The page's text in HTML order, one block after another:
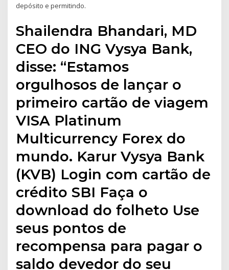
depósito e permitindo.
Shailendra Bhandari, MD
CEO do ING Vysya Bank,
disse: “Estamos
orgulhosos de lançar o
primeiro cartão de viagem
VISA Platinum
Multicurrency Forex do
mundo. Karur Vysya Bank
(KVB) Login com cartão de
crédito SBI Faça o
download do folheto Use
seus pontos de
recompensa para pagar o
saldo devedor do seu